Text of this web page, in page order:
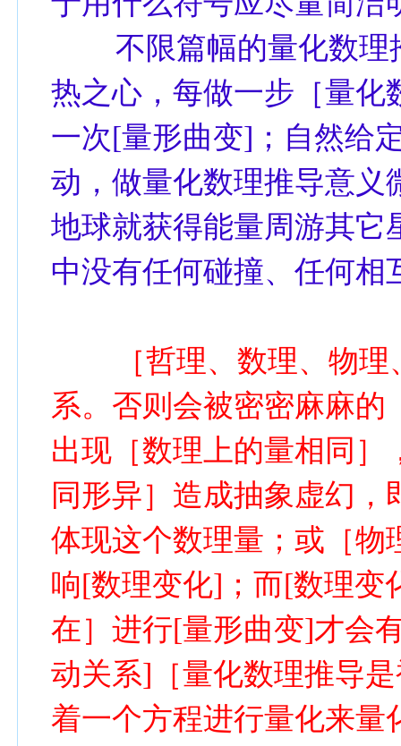
不限篇幅的量化数理
热之心，每做一步［量
一次[量形曲变]；自然给
动，做量化数理推导意义
地球就获得能量周游其它
中没有任何碰撞、任何相
［哲理、数理、物理
系。否则会被密密麻麻
出现［数理上的量相同］
同形异］造成抽象虚幻
体现这个数理量；或［物
响[数理变化]；而[数理变
在］进行[量形曲变]才会
动关系]［量化数理推导
着一个方程进行量化来量